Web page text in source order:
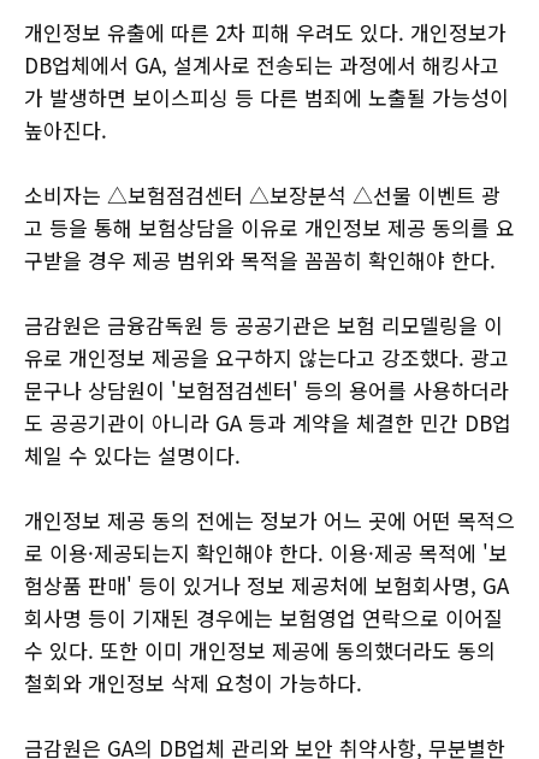
개인정보 유출에 따른 2차 피해 우려도 있다. 개인정보가
DB업체에서 GA, 설계사로 전송되는 과정에서 해킹사고
가 발생하면 보이스피싱 등 다른 범죄에 노출될 가능성이
높아진다.
소비자는 △보험점검센터 △보장분석 △선물 이벤트 광
고 등을 통해 보험상담을 이유로 개인정보 제공 동의를 요
구받을 경우 제공 범위와 목적을 꼼꼼히 확인해야 한다.
금감원은 금융감독원 등 공공기관은 보험 리모델링을 이
유로 개인정보 제공을 요구하지 않는다고 강조했다. 광고
문구나 상담원이 '보험점검센터' 등의 용어를 사용하더라
도 공공기관이 아니라 GA 등과 계약을 체결한 민간 DB업
체일 수 있다는 설명이다.
개인정보 제공 동의 전에는 정보가 어느 곳에 어떤 목적으
로 이용·제공되는지 확인해야 한다. 이용·제공 목적에 '보
험상품 판매' 등이 있거나 정보 제공처에 보험회사명, GA
회사명 등이 기재된 경우에는 보험영업 연락으로 이어질
수 있다. 또한 이미 개인정보 제공에 동의했더라도 동의
철회와 개인정보 삭제 요청이 가능하다.
금감원은 GA의 DB업체 관리와 보안 취약사항, 무분별한